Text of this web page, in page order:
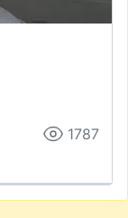
1787